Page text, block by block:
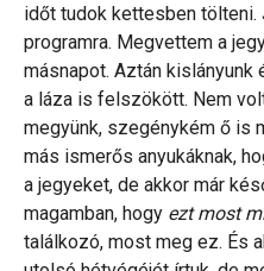
időt tudok kettesben
programra. Megvettem a
másnapot. Aztán kislányunk
a láza is felszökött. Nem
megyünk, szegénykém ő is
más ismerős anyukáknak,
a jegyeket, de akkor már
magamban, hogy ezt most
találkozó, most meg ez. És